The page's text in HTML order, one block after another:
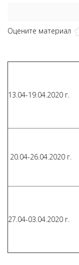
Оцените материал
13.04-19.04.2020 г.
20.04-26.04.2020 г.
27.04-03.04.2020 г.